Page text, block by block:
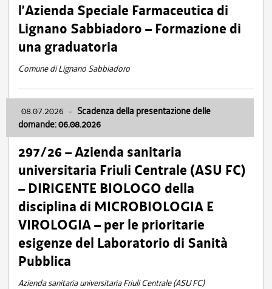
l’Azienda Speciale Farmaceutica di
Lignano Sabbiadoro – Formazione di
una graduatoria
Comune di Lignano Sabbiadoro
08.07.2026 - Scadenza della presentazione delle
domande: 06.08.2026
297/26 – Azienda sanitaria
universitaria Friuli Centrale (ASU FC)
– DIRIGENTE BIOLOGO della
disciplina di MICROBIOLOGIA E
VIROLOGIA – per le prioritarie
esigenze del Laboratorio di Sanità
Pubblica
Azienda sanitaria universitaria Friuli Centrale (ASU FC)